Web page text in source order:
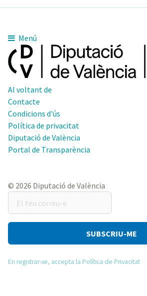
Menú
Al voltant de
Contacte
Condicions d'ús
Política de privacitat
Diputació de València
Portal de Transparència
© 2026 Diputació de València
teu
correu-
En registrar-se, accepta la Política de Privacitat